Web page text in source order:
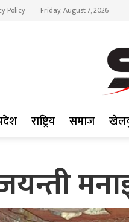
Policy Friday, August 7, 2026
राष्ट्रिय समाज